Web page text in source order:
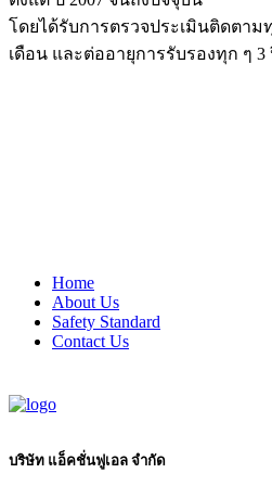
โดยได้รับการตรวจประเมินติดตาม
เดือน และต่ออายุการรับรองทุก ๆ 3
Home
About Us
Safety Standard
Contact Us
บริษัท แอ็คชั่นฟูเอล จำกัด